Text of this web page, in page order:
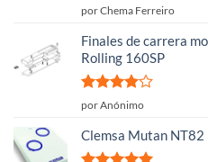
Valorado
por Chema Ferreiro
Finales de carrera
Rolling 160SP
Valorado
5
por Anónimo
Clemsa Mutan